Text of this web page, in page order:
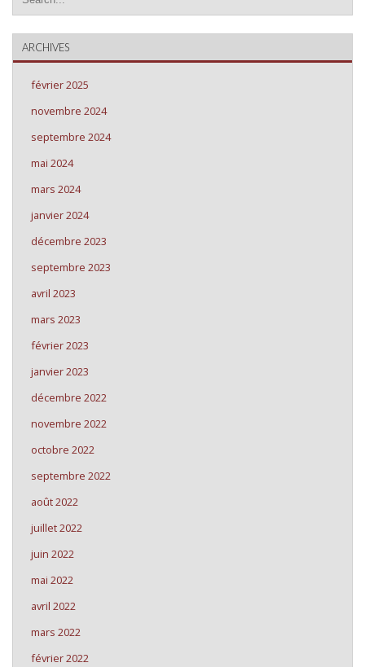
ARCHIVES
février 2025
novembre 2024
septembre 2024
mai 2024
mars 2024
janvier 2024
décembre 2023
septembre 2023
avril 2023
mars 2023
février 2023
janvier 2023
décembre 2022
novembre 2022
octobre 2022
septembre 2022
août 2022
juillet 2022
juin 2022
mai 2022
avril 2022
mars 2022
février 2022